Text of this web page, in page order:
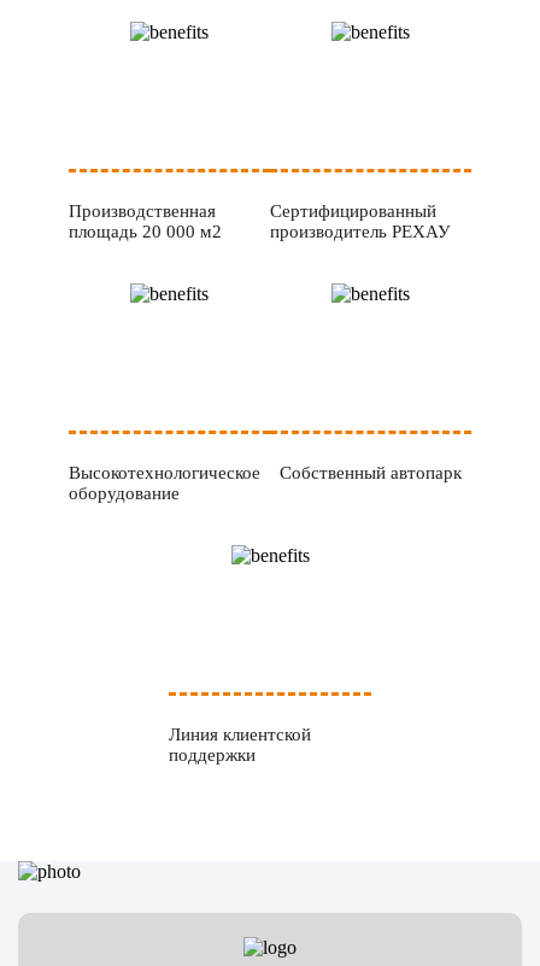
Производственная
площадь 20 000 м2
Сертифицированный
производитель РЕХАУ
Высокотехнологическое
оборудование
Собственный автопарк
Линия клиентской
поддержки